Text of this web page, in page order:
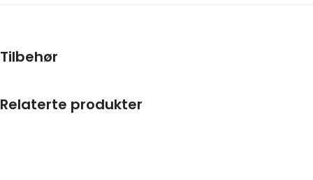
Tilbehør
Relaterte produkter